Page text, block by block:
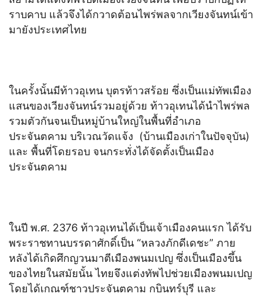
ราบคาบ แล้วจึงได้กวาดต้อนไพร่พลจากเวียงจันทน์เข้า
มายังประเทศไทย
ในครั้งนั้นมีท้าวอุเทน บุตรท้าวสร้อย ซึ่งเป็นแม่ทัพเมือง
แสนของเวียงจันทน์รวมอยู่ด้วย ท้าวอุเทนได้นำไพร่พล
รวมตัวกันจนเป็นหมู่บ้านใหญ่ในพื้นที่อำเภอ
ประจันตคาม บริเวณวัดแจ้ง (บ้านเมืองเก่าในปัจจุบัน)
และ พื้นที่โดยรอบ จนกระทั่งได้จัดตั้งเป็นเมือง
ประจันตคาม
ในปี พ.ศ. 2376 ท้าวอุเทนได้เป็นเจ้าเมืองคนแรก ได้รับ
พระราชทานบรรดาศักดิ์เป็น “หลวงภักดีเดชะ” ภาย
หลังได้เกิดศึกญวนมาตีเมืองพนมเปญ ซึ่งเป็นเมืองขึ้น
ของไทยในสมัยนั้น ไทยจึงแต่งทัพไปช่วยเมืองพนมเปญ
โดยได้เกณฑ์ชาวประจันตคาม กบินทร์บุรี และ